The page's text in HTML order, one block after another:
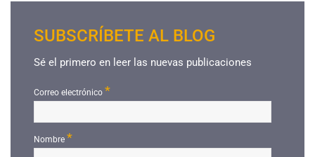
SUBSCRÍBETE AL BLOG
Sé el primero en leer las nuevas publicaciones
Correo electrónico*
Nombre *